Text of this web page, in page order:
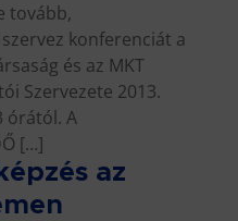
tovább,
konferenciát a
és az MKT
Szervezete 2013.
órától. A
[…]
az